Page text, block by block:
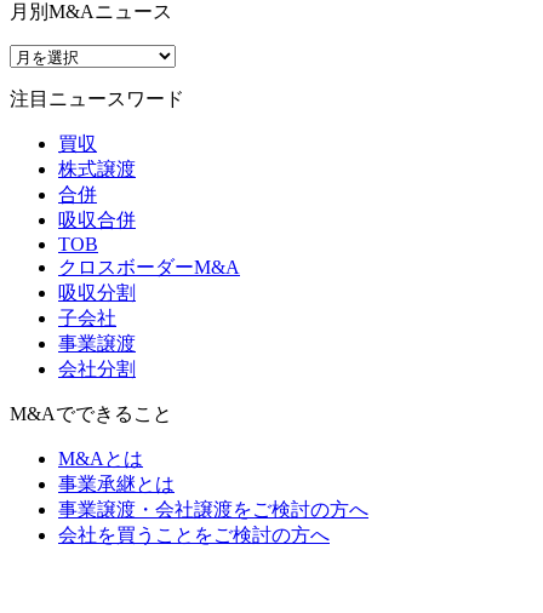
月別M&Aニュース
注目ニュースワード
買収
株式譲渡
合併
吸収合併
TOB
クロスボーダーM&A
吸収分割
子会社
事業譲渡
会社分割
M&Aでできること
M&Aとは
事業承継とは
事業譲渡・会社譲渡をご検討の方へ
会社を買うことをご検討の方へ